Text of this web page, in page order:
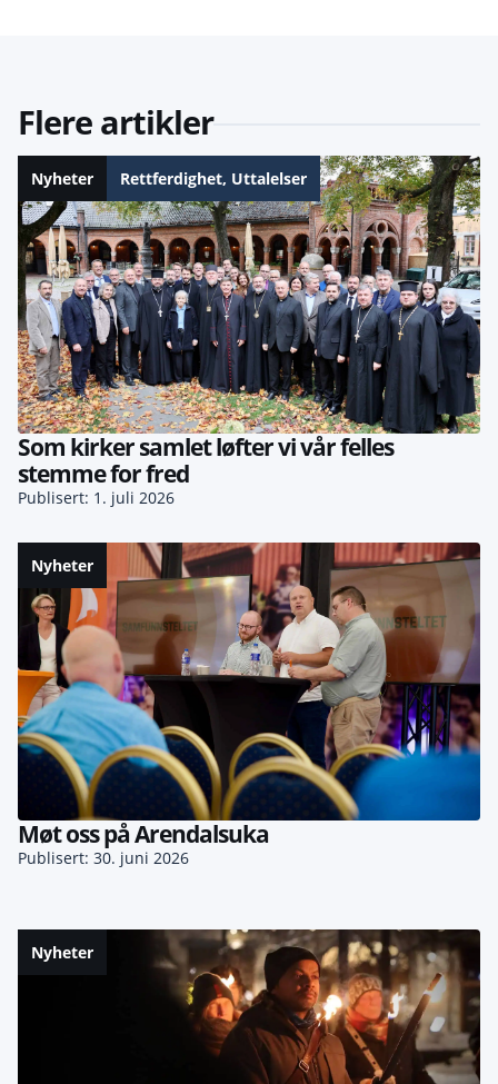
Flere artikler
Nyheter Rettferdighet, Uttalelser
Som kirker samlet løfter vi vår felles
stemme for fred
Publisert: 1. juli 2026
Nyheter
Møt oss på Arendalsuka
Publisert: 30. juni 2026
Nyheter